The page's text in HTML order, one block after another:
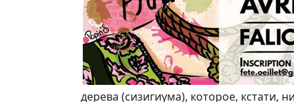
дерева (сизигиума), которое, кстати,